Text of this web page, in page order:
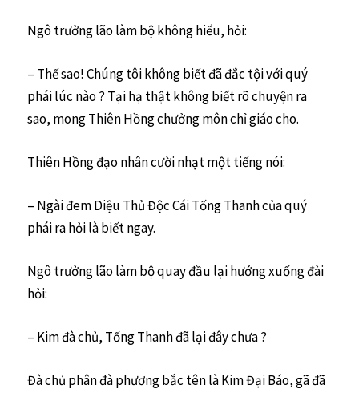
Ngô trưởng lão làm bộ không hiểu, hỏi:
– Thế sao! Chúng tôi không biết đã đắc tội với quý
phái lúc nào ? Tại hạ thật không biết rõ chuyện ra
sao, mong Thiên Hồng chưởng môn chỉ giáo cho.
Thiên Hồng đạo nhân cười nhạt một tiếng nói:
– Ngài đem Diệu Thủ Độc Cái Tống Thanh của quý
phái ra hỏi là biết ngay.
Ngô trưởng lão làm bộ quay đầu lại hướng xuống đài
hỏi:
– Kim đà chủ, Tống Thanh đã lại đây chưa ?
Đà chủ phân đà phương bắc tên là Kim Đại Báo, gã đã